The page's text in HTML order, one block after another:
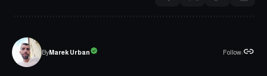
ByMarek Urban Follow: